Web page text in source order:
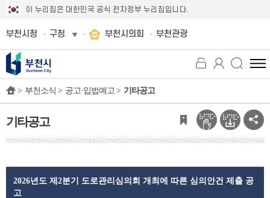
이 누리집은 대한민국 공식 전자정부 누리집입니다.
부천시청 구청 부천시의회 부천관광
전
체
뉴
보
기
> 부천소식 > 공고·입법예고 > 기타공고
기타공고
2026년도 제2분기 도로관리심의회 개최에 따른 심의안건 제출 공
고